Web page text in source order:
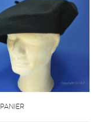
PANIER